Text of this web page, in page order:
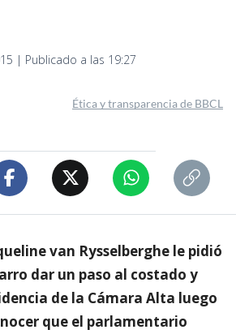
| Publicado a las 19:27
Ética y transparencia de BBCL
van Rysselberghe le pidió
dar un paso al costado y
de la Cámara Alta luego
que el parlamentario